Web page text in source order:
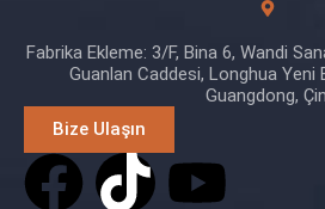
Fabrika Ekleme: 3/F, Bina 6, Wandi
Guanlan Caddesi, Longhua Yeni
Guangdong,
Bize Ulaşın